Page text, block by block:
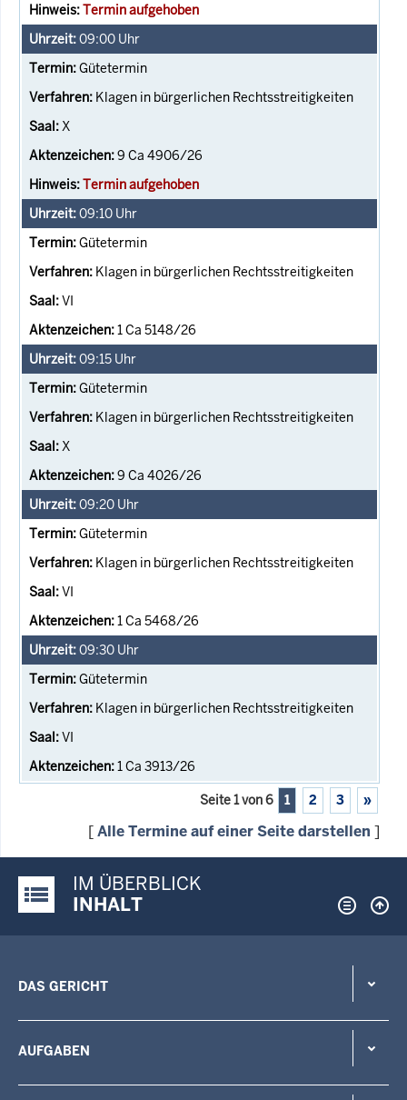
Termin aufgehoben
09:00 Uhr
Gütetermin
Klagen in bürgerlichen Rechtsstreitigkeiten
X
9 Ca 4906/26
Termin aufgehoben
09:10 Uhr
Gütetermin
Klagen in bürgerlichen Rechtsstreitigkeiten
VI
1 Ca 5148/26
09:15 Uhr
Gütetermin
Klagen in bürgerlichen Rechtsstreitigkeiten
X
9 Ca 4026/26
09:20 Uhr
Gütetermin
Klagen in bürgerlichen Rechtsstreitigkeiten
VI
1 Ca 5468/26
09:30 Uhr
Gütetermin
Klagen in bürgerlichen Rechtsstreitigkeiten
VI
1 Ca 3913/26
Seite 1 von 6 1 2 3 »
[Alle Termine auf einer Seite darstellen ]
Justiz-Portal im Überblick:
IM ÜBERBLICK
INHALT
DAS GERICHT
AUFGABEN